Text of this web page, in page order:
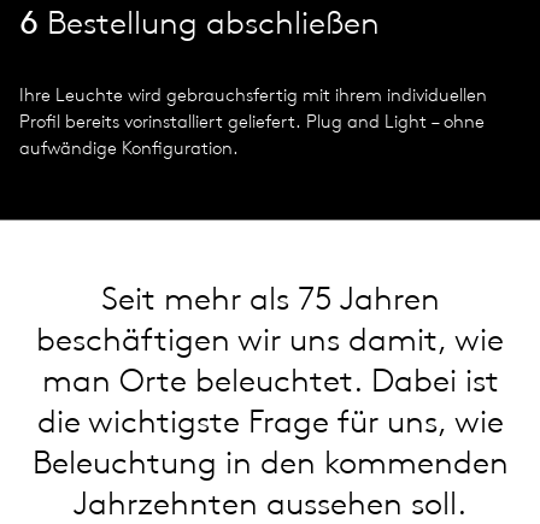
6 Bestellung abschließen
Ihre Leuchte wird gebrauchsfertig mit ihrem individuellen
Profil bereits vorinstalliert geliefert. Plug and Light – ohne
aufwändige Konfiguration.
Seit mehr als 75 Jahren
beschäftigen wir uns damit, wie
man Orte beleuchtet. Dabei ist
die wichtigste Frage für uns, wie
Beleuchtung in den kommenden
Jahrzehnten aussehen soll.